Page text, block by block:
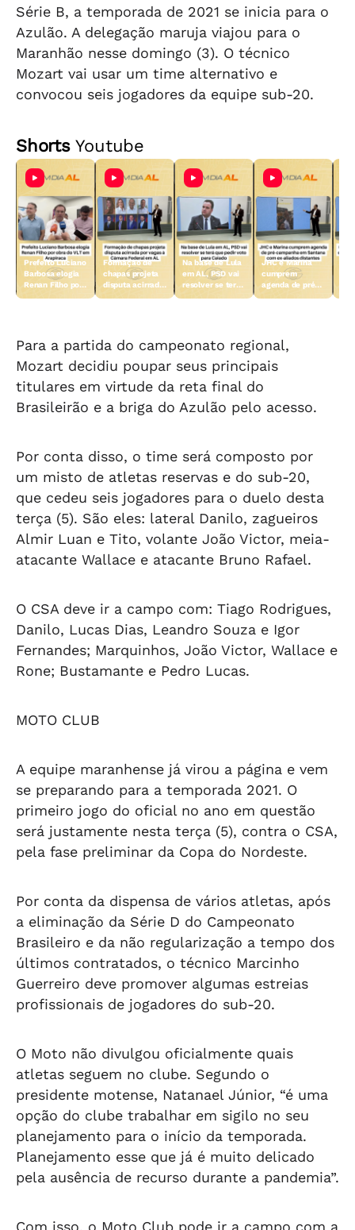
Série B, a temporada de 2021 se inicia para o
Azulão. A delegação maruja viajou para o
Maranhão nesse domingo (3). O técnico
Mozart vai usar um time alternativo e
convocou seis jogadores da equipe sub-20.
ShortsYoutube
Prefeito Luciano
Barbosa elogia
Renan Filho por
Formação de
chapas projeta
disputa acirrada
Na base de Lula
em AL, PSD vai
resolver se terá
JHC e Marina
cumprem
agenda de pré-
Para a partida do campeonato regional,
Mozart decidiu poupar seus principais
titulares em virtude da reta final do
Brasileirão e a briga do Azulão pelo acesso.
Por conta disso, o time será composto por
um misto de atletas reservas e do sub-20,
que cedeu seis jogadores para o duelo desta
terça (5). São eles: lateral Danilo, zagueiros
Almir Luan e Tito, volante João Victor, meia-
atacante Wallace e atacante Bruno Rafael.
O CSA deve ir a campo com: Tiago Rodrigues,
Danilo, Lucas Dias, Leandro Souza e Igor
Fernandes; Marquinhos, João Victor, Wallace e
Rone; Bustamante e Pedro Lucas.
MOTO CLUB
A equipe maranhense já virou a página e vem
se preparando para a temporada 2021. O
primeiro jogo do oficial no ano em questão
será justamente nesta terça (5), contra o CSA,
pela fase preliminar da Copa do Nordeste.
Por conta da dispensa de vários atletas, após
a eliminação da Série D do Campeonato
Brasileiro e da não regularização a tempo dos
últimos contratados, o técnico Marcinho
Guerreiro deve promover algumas estreias
profissionais de jogadores do sub-20.
O Moto não divulgou oficialmente quais
atletas seguem no clube. Segundo o
presidente motense, Natanael Júnior, “é uma
opção do clube trabalhar em sigilo no seu
planejamento para o início da temporada.
Planejamento esse que já é muito delicado
pela ausência de recurso durante a pandemia”.
Com isso, o Moto Club pode ir a campo com a